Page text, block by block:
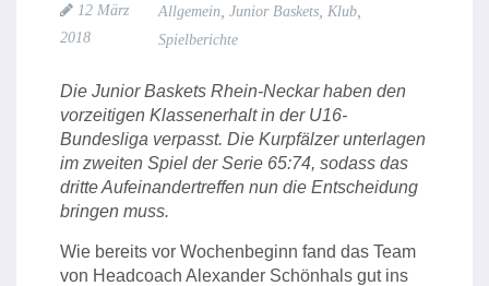
12 März
2018
Allgemein, Junior Baskets, Klub,
Spielberichte
Die Junior Baskets Rhein-Neckar haben den
vorzeitigen Klassenerhalt in der U16-
Bundesliga verpasst. Die Kurpfälzer unterlagen
im zweiten Spiel der Serie 65:74, sodass das
dritte Aufeinandertreffen nun die Entscheidung
bringen muss.
Wie bereits vor Wochenbeginn fand das Team
von Headcoach Alexander Schönhals gut ins